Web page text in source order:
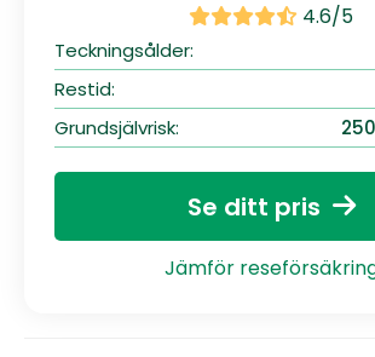
4.6/5
Teckningsålder:
Restid:
Grundsjälvrisk:
Se ditt pris
Jämför